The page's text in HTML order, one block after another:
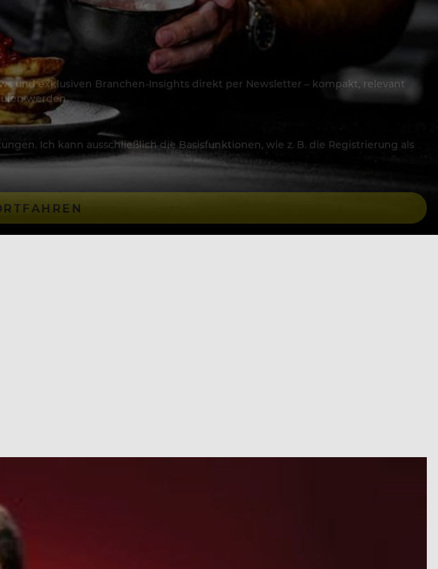
und exklusiven Branchen-Insights direkt per Newsletter – kompakt, relevant
werden.
Ich kann ausschließlich die Basisfunktionen, wie z. B. die Registrierung als